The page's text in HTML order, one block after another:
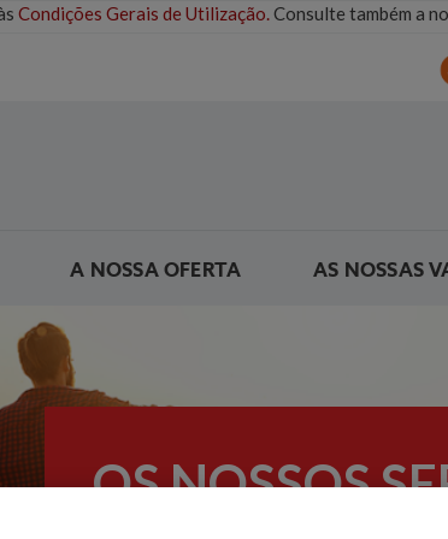
Condições Gerais de Utilização.Consulte também a
A NOSSA OFERTA AS NOSSAS
OS NOSSOS